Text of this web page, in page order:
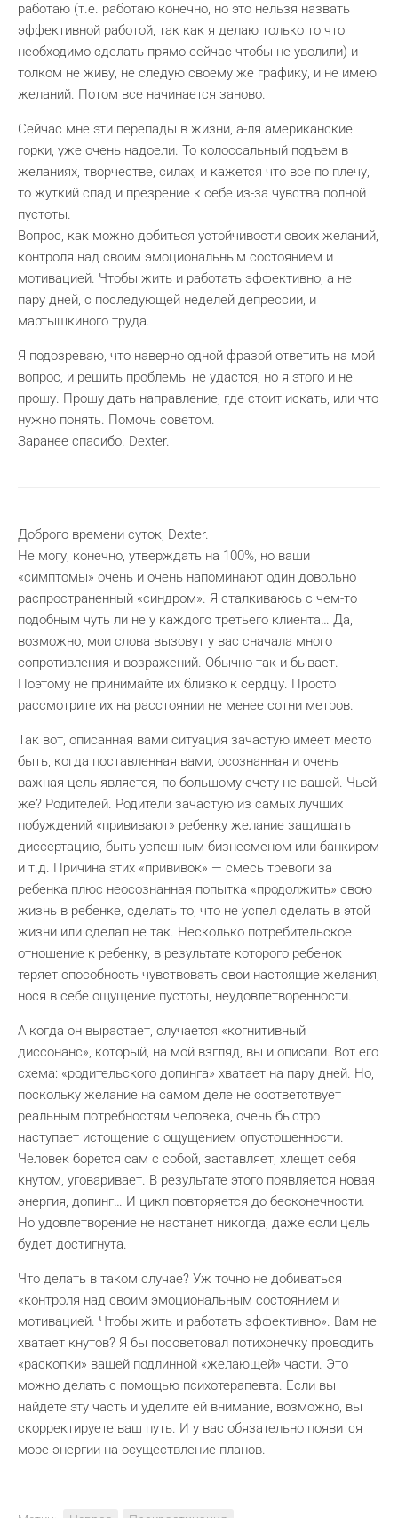
работаю (т.е. работаю конечно, но это нельзя назвать
эффективной работой, так как я делаю только то что
необходимо сделать прямо сейчас чтобы не уволили) и
толком не живу, не следую своему же графику, и не имею
желаний. Потом все начинается заново.
Сейчас мне эти перепады в жизни, а-ля американские
горки, уже очень надоели. То колоссальный подъем в
желаниях, творчестве, силах, и кажется что все по плечу,
то жуткий спад и презрение к себе из-за чувства полной
пустоты.
Вопрос, как можно добиться устойчивости своих желаний,
контроля над своим эмоциональным состоянием и
мотивацией. Чтобы жить и работать эффективно, а не
пару дней, с последующей неделей депрессии, и
мартышкиного труда.
Я подозреваю, что наверно одной фразой ответить на мой
вопрос, и решить проблемы не удастся, но я этого и не
прошу. Прошу дать направление, где стоит искать, или что
нужно понять. Помочь советом.
Заранее спасибо. Dexter.
Доброго времени суток, Dexter.
Не могу, конечно, утверждать на 100%, но ваши
«симптомы» очень и очень напоминают один довольно
распространенный «синдром». Я сталкиваюсь с чем-то
подобным чуть ли не у каждого третьего клиента… Да,
возможно, мои слова вызовут у вас сначала много
сопротивления и возражений. Обычно так и бывает.
Поэтому не принимайте их близко к сердцу. Просто
рассмотрите их на расстоянии не менее сотни метров.
Так вот, описанная вами ситуация зачастую имеет место
быть, когда поставленная вами, осознанная и очень
важная цель является, по большому счету не вашей. Чьей
же? Родителей. Родители зачастую из самых лучших
побуждений «прививают» ребенку желание защищать
диссертацию, быть успешным бизнесменом или банкиром
и т.д. Причина этих «прививок» — смесь тревоги за
ребенка плюс неосознанная попытка «продолжить» свою
жизнь в ребенке, сделать то, что не успел сделать в этой
жизни или сделал не так. Несколько потребительское
отношение к ребенку, в результате которого ребенок
теряет способность чувствовать свои настоящие желания,
нося в себе ощущение пустоты, неудовлетворенности.
А когда он вырастает, случается «когнитивный
диссонанс», который, на мой взгляд, вы и описали. Вот его
схема: «родительского допинга» хватает на пару дней. Но,
поскольку желание на самом деле не соответствует
реальным потребностям человека, очень быстро
наступает истощение с ощущением опустошенности.
Человек борется сам с собой, заставляет, хлещет себя
кнутом, уговаривает. В результате этого появляется новая
энергия, допинг… И цикл повторяется до бесконечности.
Но удовлетворение не настанет никогда, даже если цель
будет достигнута.
Что делать в таком случае? Уж точно не добиваться
«контроля над своим эмоциональным состоянием и
мотивацией. Чтобы жить и работать эффективно». Вам не
хватает кнутов? Я бы посоветовал потихонечку проводить
«раскопки» вашей подлинной «желающей» части. Это
можно делать с помощью психотерапевта. Если вы
найдете эту часть и уделите ей внимание, возможно, вы
скорректируете ваш путь. И у вас обязательно появится
море энергии на осуществление планов.